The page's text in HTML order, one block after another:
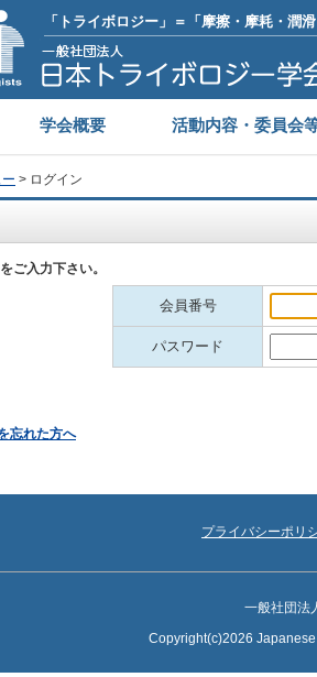
「トライボロジー」＝「摩擦・摩耗・潤
学会概要 活動内容・委員会
> ログイン
ご入力下さい。
会員番号
パスワード
忘れた方へ
プライバシーポリ
一般社団法
Copyright(c)2026